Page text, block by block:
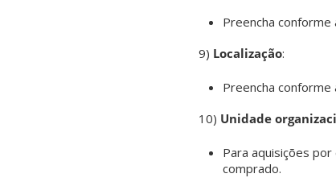
Preencha conforme
9) Localização:
Preencha conforme
10) Unidade
Para aquisições
comprado.